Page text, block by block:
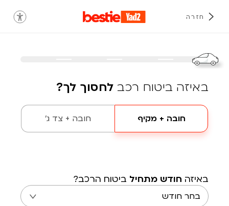
חזרה
באיזה ביטוח רכב לחסוך לך?
חובה + מקיף חובה + צד ג'
באיזה חודש מתחיל ביטוח הרכב?